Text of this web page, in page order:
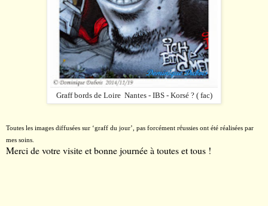
Graff bords de Loire Nantes - IBS - Korsé ? ( fac)
Toutes les images diffusées sur ‘graff du jour’ , pas forcément réussies ont été réalisées par
mes soins.
Merci de votre visite et bonne journée à toutes et tous !